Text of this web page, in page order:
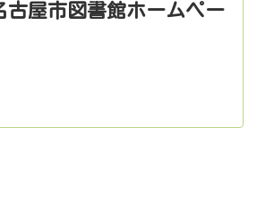
屋市図書館ホームペー